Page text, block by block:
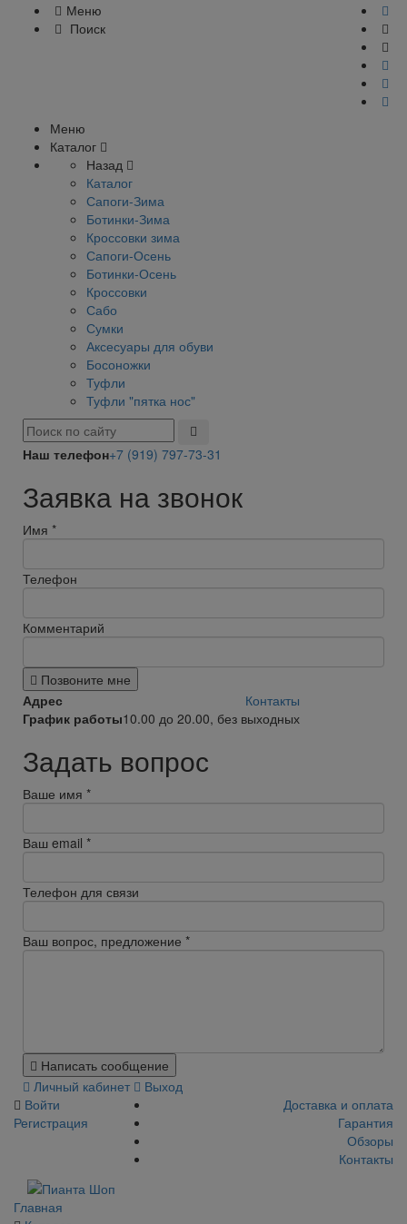
Меню
Поиск
Меню
Каталог
Назад
Каталог
Сапоги-Зима
Ботинки-Зима
Кроссовки зима
Сапоги-Осень
Ботинки-Осень
Кроссовки
Сабо
Сумки
Аксесуары для обуви
Босоножки
Туфли
Туфли "пятка нос"
Наш телефон+7 (919) 797-73-31
Заявка на звонок
Имя *
Телефон
Комментарий
Позвоните мне
Адрес
Контакты
График работы10.00 до 20.00, без выходных
Задать вопрос
Ваше имя *
Ваш email *
Телефон для связи
Ваш вопрос, предложение *
Написать сообщение
Личный кабинет
Выход
Войти
Регистрация
Доставка и оплата
Гарантия
Обзоры
Контакты
Главная